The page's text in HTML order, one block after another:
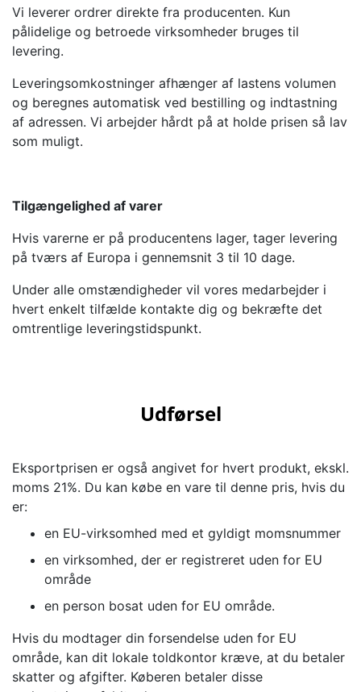
Vi leverer ordrer direkte fra producenten. Kun
pålidelige og betroede virksomheder bruges til
levering.
Leveringsomkostninger afhænger af lastens volumen
og beregnes automatisk ved bestilling og indtastning
af adressen. Vi arbejder hårdt på at holde prisen så lav
som muligt.
Tilgængelighed af varer
Hvis varerne er på producentens lager, tager levering
på tværs af Europa i gennemsnit 3 til 10 dage.
Under alle omstændigheder vil vores medarbejder i
hvert enkelt tilfælde kontakte dig og bekræfte det
omtrentlige leveringstidspunkt.
Udførsel
Eksportprisen er også angivet for hvert produkt, ekskl.
moms 21%. Du kan købe en vare til denne pris, hvis du
er:
en EU-virksomhed med et gyldigt momsnummer
en virksomhed, der er registreret uden for EU
område
en person bosat uden for EU område.
Hvis du modtager din forsendelse uden for EU
område, kan dit lokale toldkontor kræve, at du betaler
skatter og afgifter. Køberen betaler disse